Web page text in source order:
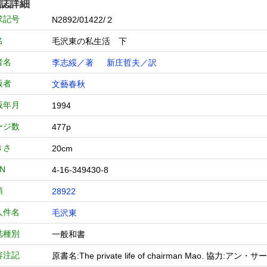
詳細
記号 N2892/01422/２
毛沢東の私生活 下
名 李志綏／著 新庄哲夫／訳
者 文藝春秋
年月 1994
ジ数 477p
さ 20cm
4-16-349430-8
28922
件名 毛沢東
種別 一般和書
注記 原書名:The private life of chairman Mao. 協力:アン・サ